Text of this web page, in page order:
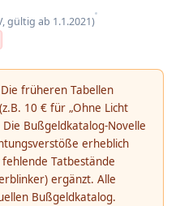
gültig ab 1.1.2021)
Die früheren Tabellen
10 € für „Ohne Licht
Bußgeldkatalog-Novelle
erheblich
Tatbestände
ergänzt. Alle
Bußgeldkatalog.